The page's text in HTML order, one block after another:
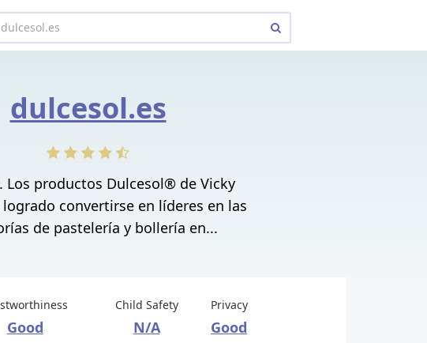
dulcesol.es
Los productos Dulcesol® de Vicky
logrado convertirse en líderes en las
de pastelería y bollería en...
Good
Child Safety
N/A
Privacy
Good